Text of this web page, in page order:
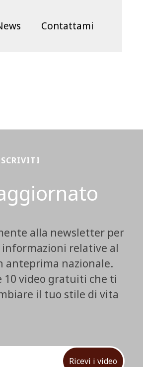
Contattami
alla newsletter per
relative al
anteprima nazionale.
10 video gratuiti che ti
il tuo stile di vita
Ricevi i video